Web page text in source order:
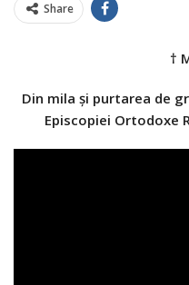
Share
†
Din mila şi purtarea de
Episcopiei Ortodoxe